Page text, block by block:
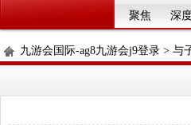
聚焦
深
九游会国际-ag8九游会j9登录 > 与